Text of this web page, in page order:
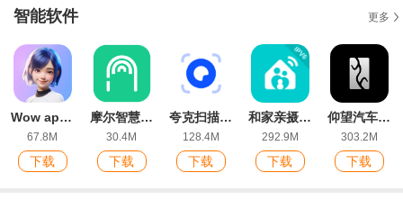
智能软件 更多
Wow app官方版
67.8M
下载
摩尔智慧官方版
30.4M
下载
夸克扫描王app最新版
128.4M
下载
和家亲摄像头app官方版
292.9M
下载
仰望汽车app最新版
303.2M
下载